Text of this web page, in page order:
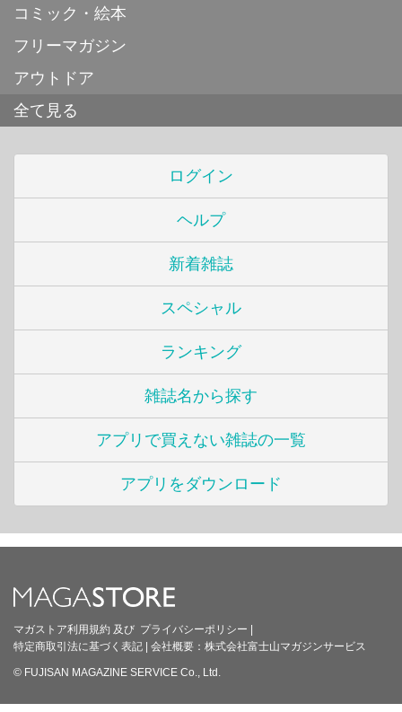
コミック・絵本
フリーマガジン
アウトドア
全て見る
ログイン
ヘルプ
新着雑誌
スペシャル
ランキング
雑誌名から探す
アプリで買えない雑誌の一覧
アプリをダウンロード
マガストア利用規約 及び プライバシーポリシー
特定商取引法に基づく表記
会社概要： 株式会社富士山マガジンサービス
© FUJISAN MAGAZINE SERVICE Co., Ltd.